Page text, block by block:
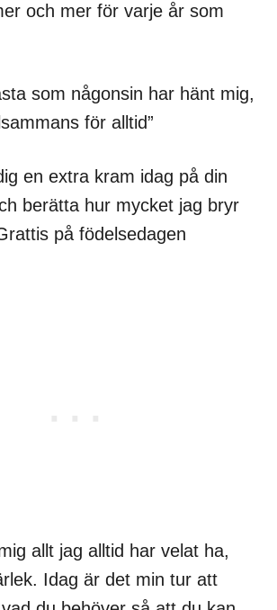
och mer för varje år som
som någonsin har hänt mig,
för alltid”
en extra kram idag på din
berätta hur mycket jag bryr
på födelsedagen
allt jag alltid har velat ha,
Idag är det min tur att